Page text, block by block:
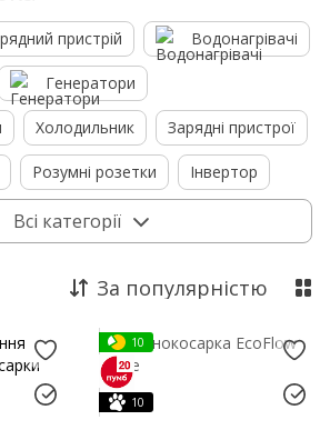
пристрій Водонагрівачі
Генератори
Холодильник Зарядні пристрої
Розумні розетки Інвертор
Всі категорії
За популярністю
10
10